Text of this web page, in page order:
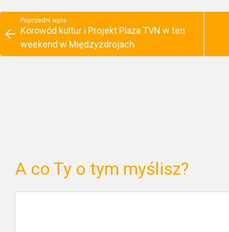
Poprzedni wpis
Korowód kultur i Projekt Plaża TVN w ten
weekend w Międzyzdrojach
A co Ty o tym myślisz?